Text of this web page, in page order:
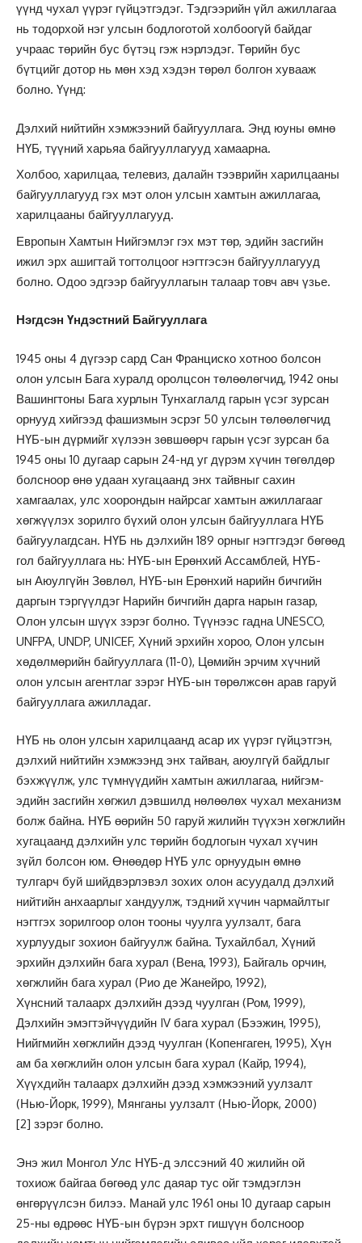
үүнд чухал үүрэг гүйцэтгэдэг. Тэдгээрийн үйл ажиллагаа
нь тодорхой нэг улсын бодлоготой холбоогүй байдаг
учраас төрийн бус бүтэц гэж нэрлэдэг. Төрийн бус
бүтцийг дотор нь мөн хэд хэдэн төрөл болгон хувааж
болно. Үүнд:
Дэлхий нийтийн хэмжээний байгууллага. Энд юуны өмнө
НҮБ, түүний харьяа байгууллагууд хамаарна.
Холбоо, харилцаа, телевиз, далайн тээврийн харилцааны
байгууллагууд гэх мэт олон улсын хамтын ажиллагаа,
харилцааны байгууллагууд.
Европын Хамтын Нийгэмлэг гэх мэт төр, эдийн засгийн
ижил эрх ашигтай тогтолцоог нэгтгэсэн байгууллагууд
болно. Одоо эдгээр байгууллагын талаар товч авч үзье.
Нэгдсэн Үндэстний Байгууллага
1945 оны 4 дүгээр сард Сан Франциско хотноо болсон
олон улсын Бага хуралд оролцсон төлөөлөгчид, 1942 оны
Вашингтоны Бага хурлын Тунхаглалд гарын үсэг зурсан
орнууд хийгээд фашизмын эсрэг 50 улсын төлөөлөгчид
НҮБ-ын дүрмийг хүлээн зөвшөөрч гарын үсэг зурсан ба
1945 оны 10 дугаар сарын 24-нд уг дүрэм хүчин төгөлдөр
болсноор өнө удаан хугацаанд энх тайвныг сахин
хамгаалах, улс хоорондын найрсаг хамтын ажиллагааг
хөгжүүлэх зорилго бүхий олон улсын байгууллага НҮБ
байгуулагдсан. НҮБ нь дэлхийн 189 орныг нэгтгэдэг бөгөөд
гол байгууллага нь: НҮБ-ын Ерөнхий Ассамблей, НҮБ-
ын Аюулгүйн Зөвлөл, НҮБ-ын Ерөнхий нарийн бичгийн
даргын тэргүүлдэг Нарийн бичгийн дарга нарын газар,
Олон улсын шүүх зэрэг болно. Түүнээс гадна UNESCO,
UNFPA, UNDP, UNICEF, Хүний эрхийн хороо, Олон улсын
хөдөлмөрийн байгууллага (11-0), Цөмийн эрчим хүчний
олон улсын агентлаг зэрэг НҮБ-ын төрөлжсөн арав гаруй
байгууллага ажилладаг.
НҮБ нь олон улсын харилцаанд асар их үүрэг гүйцэтгэн,
дэлхий нийтийн хэмжээнд энх тайван, аюулгүй байдлыг
бэхжүүлж, улс түмнүүдийн хамтын ажиллагаа, нийгэм-
эдийн засгийн хөгжил дэвшилд нөлөөлөх чухал механизм
болж байна. НҮБ өөрийн 50 гаруй жилийн түүхэн хөгжлийн
хугацаанд дэлхийн улс төрийн бодлогын чухал хүчин
зүйл болсон юм. Өнөөдөр НҮБ улс орнуудын өмнө
тулгарч буй шийдвэрлэвэл зохих олон асуудалд дэлхий
нийтийн анхаарлыг хандуулж, тэдний хүчин чармайлтыг
нэгтгэх зорилгоор олон тооны чуулга уулзалт, бага
хурлуудыг зохион байгуулж байна. Тухайлбал, Хүний
эрхийн дэлхийн бага хурал (Вена, 1993), Байгаль орчин,
хөгжлийн бага хурал (Рио де Жанейро, 1992),
Хүнсний талаарх дэлхийн дээд чуулган (Ром, 1999),
Дэлхийн эмэгтэйчүүдийн IV бага хурал (Бээжин, 1995),
Нийгмийн хөгжлийн дээд чуулган (Копенгаген, 1995), Хүн
ам ба хөгжлийн олон улсын бага хурал (Кайр, 1994),
Хүүхдийн талаарх дэлхийн дээд хэмжээний уулзалт
(Нью-Йорк, 1999), Мянганы уулзалт (Нью-Йорк, 2000)
[2] зэрэг болно.
Энэ жил Монгол Улс НҮБ-д элссэний 40 жилийн ой
тохиож байгаа бөгөөд улс даяар тус ойг тэмдэглэн
өнгөрүүлсэн билээ. Манай улс 1961 оны 10 дугаар сарын
25-ны өдрөөс НҮБ-ын бүрэн эрхт гишүүн болсноор